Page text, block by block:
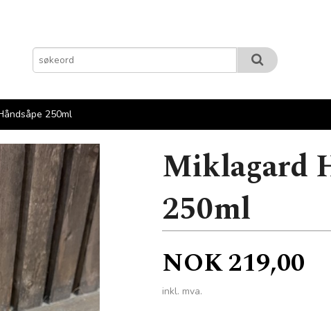
250ml
Miklagard
250ml
Pris
NOK219,00
inkl. mva.